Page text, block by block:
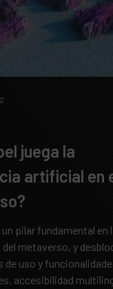
juega la
artificial en
un pilar fundamental en
metaverso, y
de uso y
accesibilidad